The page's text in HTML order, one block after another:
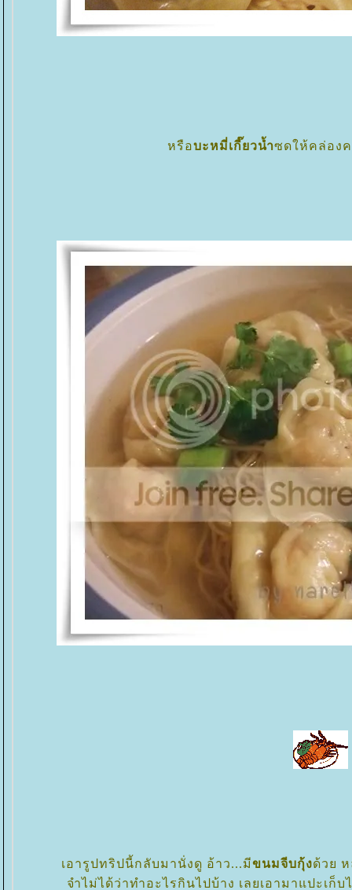
หรือบะหมี่เกี๊ยวน้ำซดให้คล่อง
เอารูปทริปนี้กลับมานั่งดู อ้าว...มีขนมจีบกุ้งด้วย
จำไม่ได้ว่าทำอะไรกินไปบ้าง เลยเอามาแปะเ